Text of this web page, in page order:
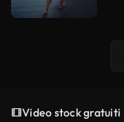
Video stock gratuiti